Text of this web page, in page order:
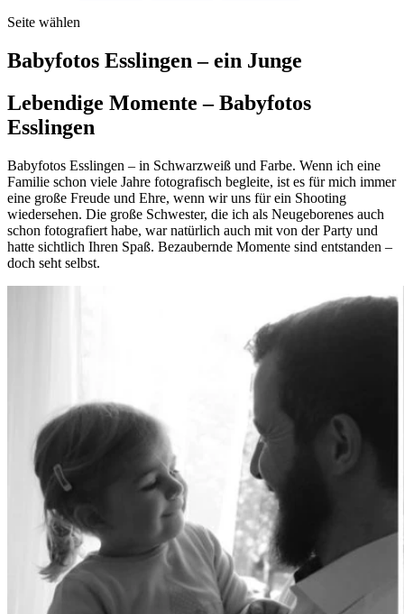
Seite wählen
Babyfotos Esslingen – ein Junge
Lebendige Momente – Babyfotos
Esslingen
Babyfotos Esslingen – in Schwarzweiß und Farbe. Wenn ich eine
Familie schon viele Jahre fotografisch begleite, ist es für mich immer
eine große Freude und Ehre, wenn wir uns für ein Shooting
wiedersehen. Die große Schwester, die ich als Neugeborenes auch
schon fotografiert habe, war natürlich auch mit von der Party und
hatte sichtlich Ihren Spaß. Bezaubernde Momente sind entstanden –
doch seht selbst.